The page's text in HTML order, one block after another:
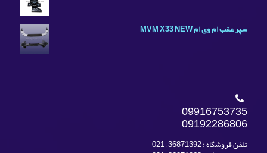
سپر عقب ام وی ام MVM X33 NEW
09916753735
09192286806
تلفن فروشگاه : 36871392 – 021